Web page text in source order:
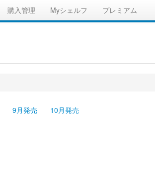
購入管理 Myシェルフ プレミアム
9月発売 10月発売